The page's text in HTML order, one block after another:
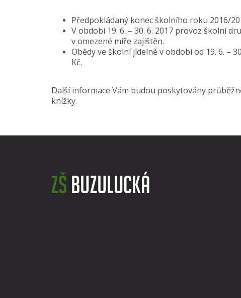
Předpokládaný konec školního roku 2016/
V období 19. 6. – 30. 6. 2017 provoz školní
v omezené míře zajištěn.
Obědy ve školní jídelně v období od 19. 6. –
Kč.
Další informace Vám budou poskytovány
knížky.